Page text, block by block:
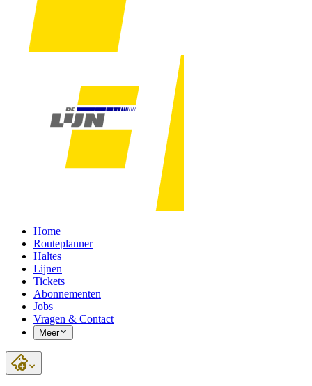
Home
Routeplanner
Haltes
Lijnen
Tickets
Abonnementen
Jobs
Vragen & Contact
Meer